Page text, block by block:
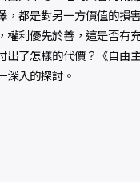
，都是對另一方價值的損
權利優先於善，這是否有
出了怎樣的代價？《自由
深入的探討。